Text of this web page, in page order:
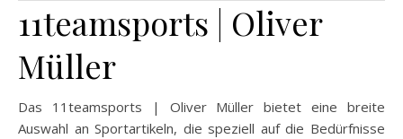
11teamsports | Oliver
Müller
Das 11teamsports | Oliver Müller bietet eine breite
Auswahl an Sportartikeln, die speziell auf die Bedürfnisse